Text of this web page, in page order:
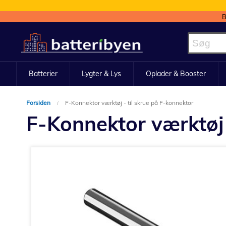
to
Content
Batterier Lygter & Lys Oplader & Booster
Forsiden F-Konnektor værktøj - til skrue på F-konnektor
F-Konnektor